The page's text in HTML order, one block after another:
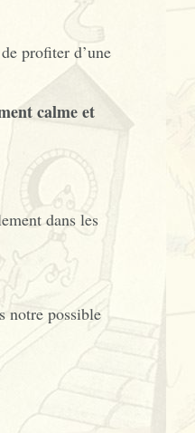
profiter d’une
calme et
dans les
notre possible